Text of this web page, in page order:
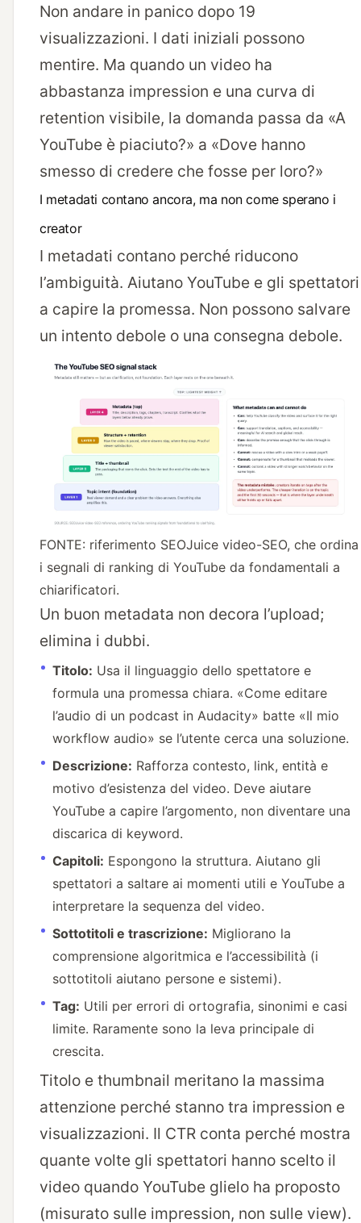
Non andare in panico dopo 19
visualizzazioni. I dati iniziali possono
mentire. Ma quando un video ha
abbastanza impression e una curva di
retention visibile, la domanda passa da «A
YouTube è piaciuto?» a «Dove hanno
smesso di credere che fosse per loro?»
I metadati contano ancora, ma non come sperano i
creator
I metadati contano perché riducono
l’ambiguità. Aiutano YouTube e gli spettatori
a capire la promessa. Non possono salvare
un intento debole o una consegna debole.
FONTE: riferimento SEOJuice video-SEO, che ordina
i segnali di ranking di YouTube da fondamentali a
chiarificatori.
Un buon metadata non decora l’upload;
elimina i dubbi.
Titolo: Usa il linguaggio dello spettatore e
formula una promessa chiara. «Come editare
l’audio di un podcast in Audacity» batte «Il mio
workflow audio» se l’utente cerca una soluzione.
Descrizione: Rafforza contesto, link, entità e
motivo d’esistenza del video. Deve aiutare
YouTube a capire l’argomento, non diventare una
discarica di keyword.
Capitoli: Espongono la struttura. Aiutano gli
spettatori a saltare ai momenti utili e YouTube a
interpretare la sequenza del video.
Sottotitoli e trascrizione: Migliorano la
comprensione algoritmica e l’accessibilità (i
sottotitoli aiutano persone e sistemi).
Tag: Utili per errori di ortografia, sinonimi e casi
limite. Raramente sono la leva principale di
crescita.
Titolo e thumbnail meritano la massima
attenzione perché stanno tra impression e
visualizzazioni. Il CTR conta perché mostra
quante volte gli spettatori hanno scelto il
video quando YouTube glielo ha proposto
(misurato sulle impression, non sulle view).